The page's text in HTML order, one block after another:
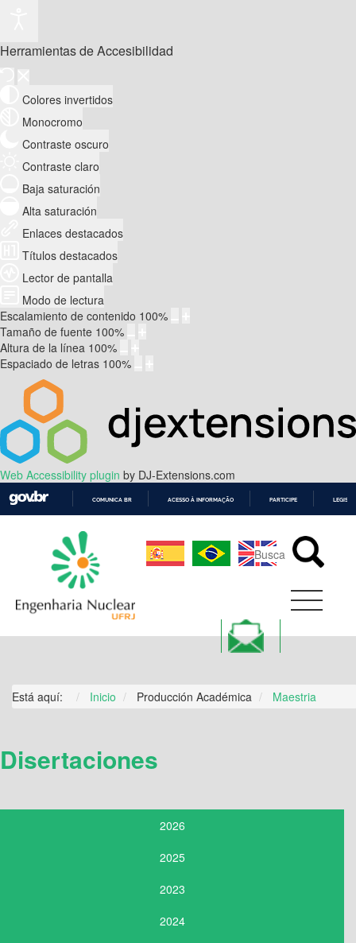
Herramientas de Accesibilidad
Colores invertidos
Monocromo
Contraste oscuro
Contraste claro
Baja saturación
Alta saturación
Enlaces destacados
Títulos destacados
Lector de pantalla
Modo de lectura
Escalamiento de contenido 100%
Tamaño de fuente 100%
Altura de la línea 100%
Espaciado de letras 100%
Web Accessibility plugin by DJ-Extensions.com
CONTEÚDO
COMUNICA BR ACESSO À INFORMAÇÃO PARTICIPE
Está aquí: Inicio Producción Académica Maestria
Disertaciones
2026
2025
2023
2024